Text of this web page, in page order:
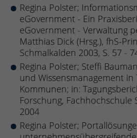
Regina Polster;
eGovernment - Ein
eGovernment - Verwaltung
Matthias Dick (Hrsg.), fhS-
Schmalkalden 2003, S. 57 -
Regina Polster; Steffi
und Wissensmanagement in
Kommunen; in:
Forschung, Fachhochschule
2004
Regina Polster;